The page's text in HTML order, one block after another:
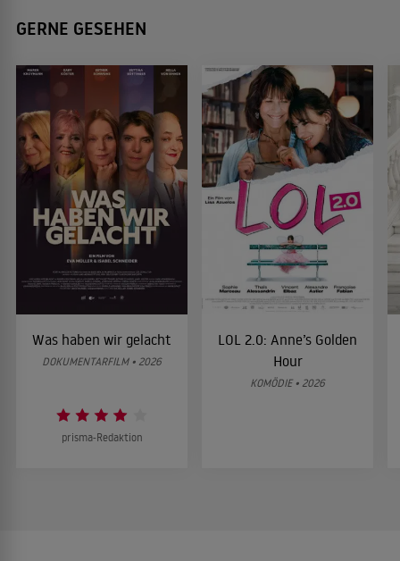
GERNE GESEHEN
Was haben wir gelacht
DOKUMENTARFILM • 2026
prisma-Redaktion
LOL 2.0: Anne’s Golden
Hour
KOMÖDIE • 2026